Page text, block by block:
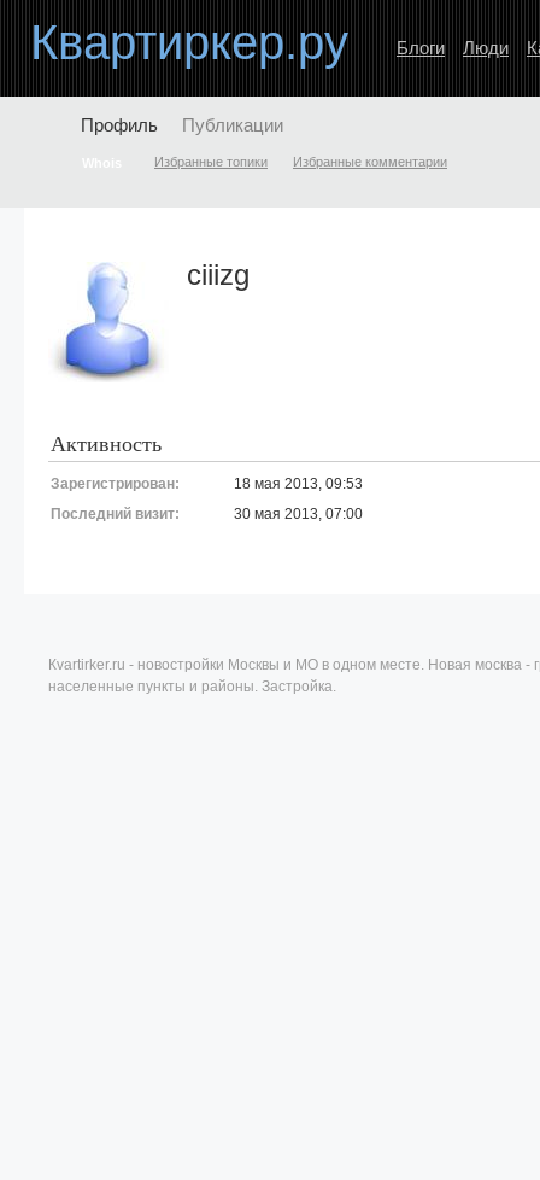
Квартиркер.ру Блоги Люди
Профиль
Избранные топики Избранные комментарии
Публикации
ciiizg
Активность
Зарегистрирован:
18 мая 2013, 09:53
Последний визит:
30 мая 2013, 07:00
Кvartirker.ru - новостройки Москвы и МО в одном месте. Новая москва
населенные пункты и районы. Застройка.